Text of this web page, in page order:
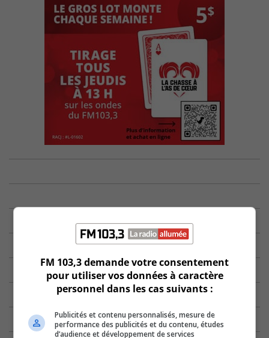
FM 103,3 demande votre consentement
pour utiliser vos données à caractère
personnel dans les cas suivants :
Publicités et contenu personnalisés, mesure de
performance des publicités et du contenu, études
d’audience et développement de services